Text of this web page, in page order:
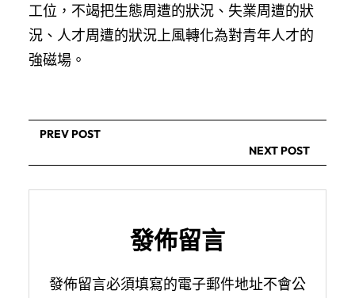
工位，不竭把生態周遭的狀況、失業周遭的狀
況、人才周遭的狀況上風轉化為對青年人才的
強磁場。
PREV POST
NEXT POST
發佈留言
發佈留言必須填寫的電子郵件地址不會公